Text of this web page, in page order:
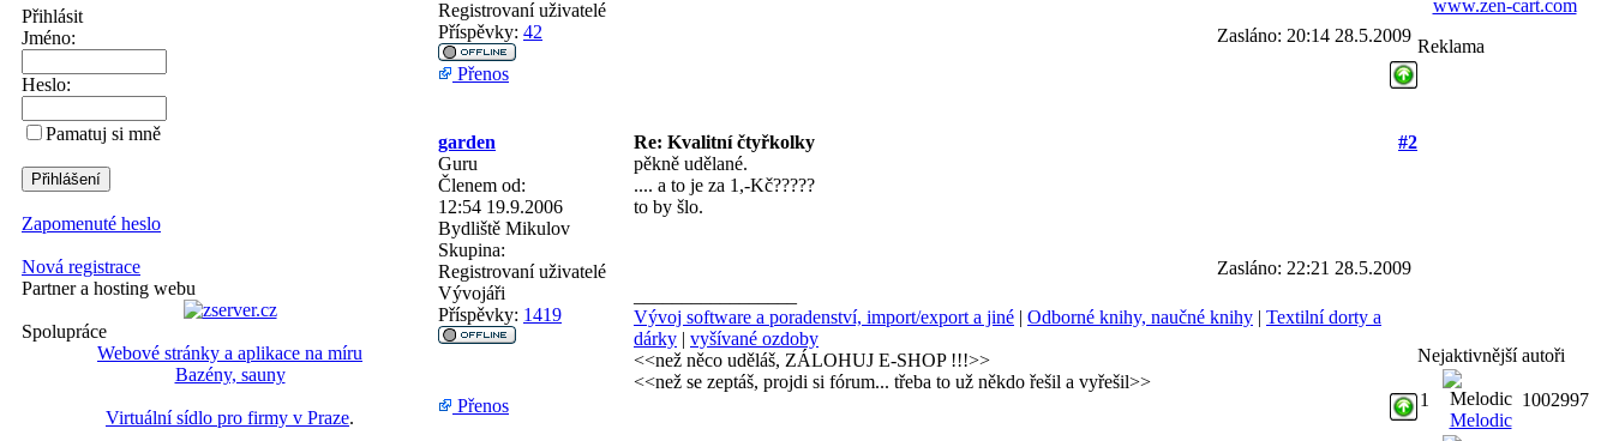
Přihlásit
Jméno:
Heslo:
Pamatuj si mně
Zapomenuté heslo
Nová registrace
Partner a hosting webu
Spolupráce
Webové stránky a aplikace na míru
Bazény, sauny
Virtuální sídlo pro firmy v Praze.
Registrovaní uživatelé
Příspěvky: 42
Zasláno: 20:14 28.5.2009
Přenos
garden Re: Kvalitní čtyřkolky
#2
Guru
Členem od:
12:54 19.9.2006
Bydliště Mikulov
Skupina:
Registrovaní uživatelé
Vývojáři
Příspěvky: 1419
pěkně udělané.
.... a to je za 1,-Kč?????
to by šlo.
Zasláno: 22:21 28.5.2009
Vývoj software a poradenství, import/export a jiné | Odborné knihy, naučné knihy | Textilní dorty a
dárky | vyšívané ozdoby
<<než něco uděláš, ZÁLOHUJ E-SHOP !!!>>
<<než se zeptáš, projdi si fórum... třeba to už někdo řešil a vyřešil>>
Přenos
www.zen-cart.com
Reklama
Nejaktivnější autoři
1
Melodic
1002997